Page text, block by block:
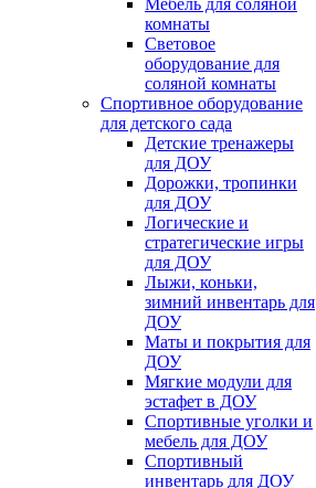
Мебель для соляной
комнаты
Световое
оборудование для
соляной комнаты
Спортивное оборудование
для детского сада
Детские тренажеры
для ДОУ
Дорожки, тропинки
для ДОУ
Логические и
стратегические игры
для ДОУ
Лыжи, коньки,
зимний инвентарь для
ДОУ
Маты и покрытия для
ДОУ
Мягкие модули для
эстафет в ДОУ
Спортивные уголки и
мебель для ДОУ
Спортивный
инвентарь для ДОУ